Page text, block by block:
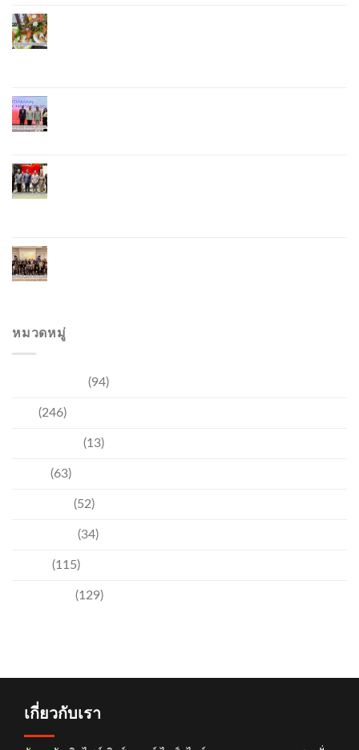
หมวดหมู่
(94)
(246)
(13)
(63)
(52)
(34)
(115)
(129)
เกี่ยวกับเรา